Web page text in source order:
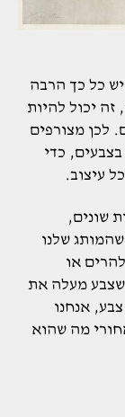
כל כך הרבה
זה יכול להיות
לכן מצורפים
כדי
עיצוב.
שונים,
שלנו
או
שצבע מעלה את
צבע, אנחנו
מה שהוא